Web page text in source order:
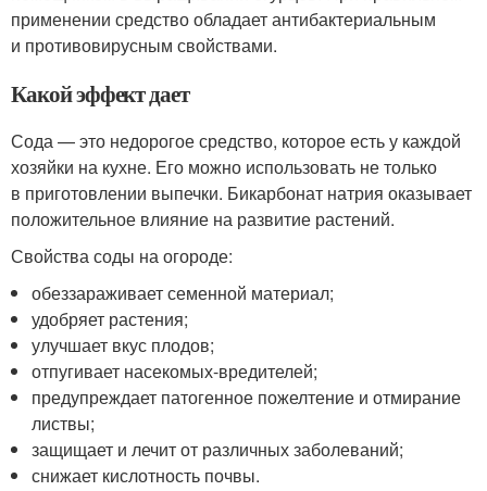
применении средство обладает антибактериальным
и противовирусным свойствами.
Какой эффект дает
Сода — это недорогое средство, которое есть у каждой
хозяйки на кухне. Его можно использовать не только
в приготовлении выпечки. Бикарбонат натрия оказывает
положительное влияние на развитие растений.
Свойства соды на огороде:
обеззараживает семенной материал;
удобряет растения;
улучшает вкус плодов;
отпугивает насекомых-вредителей;
предупреждает патогенное пожелтение и отмирание
листвы;
защищает и лечит от различных заболеваний;
снижает кислотность почвы.